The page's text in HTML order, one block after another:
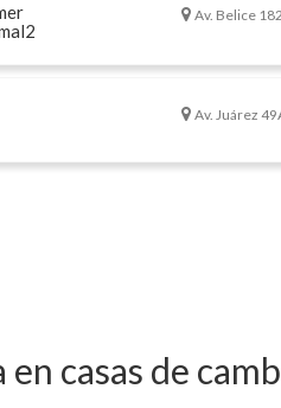
Av. Belice
Av. Juárez
casas de